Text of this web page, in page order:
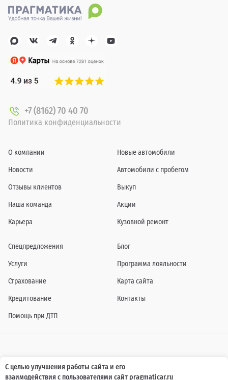
+7 (8162) 70 40 70
Политика конфиденциальности
О компании
Новости
Отзывы клиентов
Наша команда
Карьера
Новые автомобили
Автомобили с пробегом
Выкуп
Акции
Кузовной ремонт
Спецпредложения
Услуги
Страхование
Кредитование
Помощь при ДТП
Блог
Программа лояльности
Карта сайта
Контакты
Информация о технических характеристиках, составе комплектаций, цветовой
гамме и стоимости автомобилей, а также действующих акциях, сроках и условиях
С целью улучшения работы сайта и его
взаимодействия с пользователями сайт pragmaticar.ru